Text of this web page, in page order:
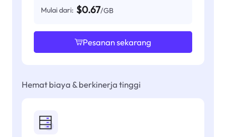
Mulai dari: $0.67/GB
Pesanan sekarang
Hemat biaya & berkinerja tinggi